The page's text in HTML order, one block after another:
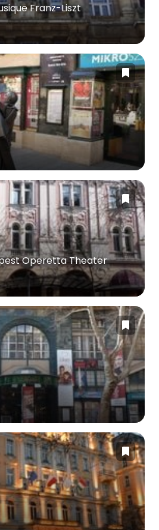
Franz-Liszt
Operetta Theater